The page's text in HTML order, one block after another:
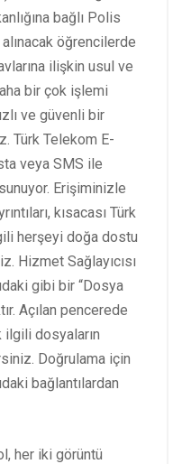
bağlı Polis
öğrencilerde
ilişkin usul ve
bir çok işlemi
ve güvenli bir
Türk Telekom E-
veya SMS ile
Erişiminizle
kısacası Türk
herşeyi doğa dostu
Hizmet Sağlayıcısı
gibi bir “Dosya
Açılan pencerede
ilgili dosyaların
Doğrulama için
bağlantılardan
her iki görüntü